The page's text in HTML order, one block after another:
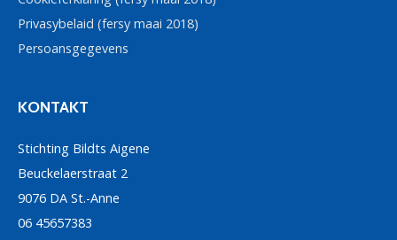
Privasybelaid (fersy maai 2018)
Persoansgegevens
KONTAKT
Stichting Bildts Aigene
Beuckelaerstraat 2
9076 DA St.-Anne
06 45657383